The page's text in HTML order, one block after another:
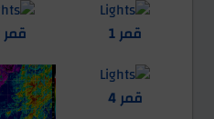
قمر 1 قمر 2
قمر 4